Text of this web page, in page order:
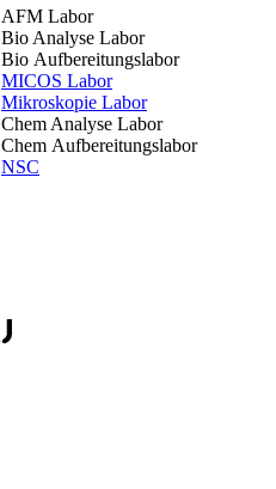
AFM Labor
Bio Analyse Labor
Bio Aufbereitungslabor
MICOS Labor
Mikroskopie Labor
Chem Analyse Labor
Chem Aufbereitungslabor
NSC